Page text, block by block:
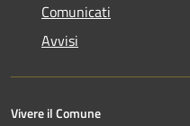
Comunicati
Avvisi
Vivere il Comune